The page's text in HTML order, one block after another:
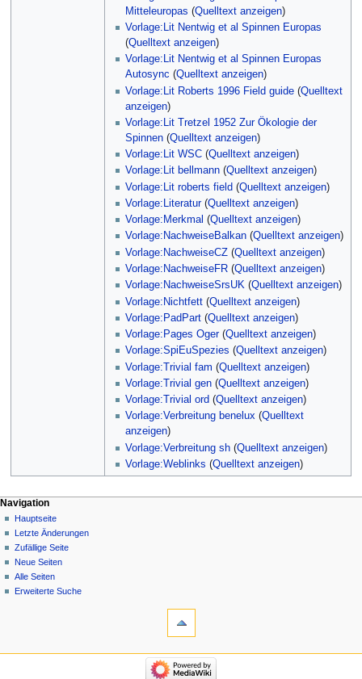
Mitteleuropas (Quelltext anzeigen)
Vorlage:Lit Nentwig et al Spinnen Europas
(Quelltext anzeigen)
Vorlage:Lit Nentwig et al Spinnen Europas
Autosync (Quelltext anzeigen)
Vorlage:Lit Roberts 1996 Field guide (Quelltext
anzeigen)
Vorlage:Lit Tretzel 1952 Zur Ökologie der
Spinnen (Quelltext anzeigen)
Vorlage:Lit WSC (Quelltext anzeigen)
Vorlage:Lit bellmann (Quelltext anzeigen)
Vorlage:Lit roberts field (Quelltext anzeigen)
Vorlage:Literatur(Quelltext anzeigen)
Vorlage:Merkmal (Quelltext anzeigen)
Vorlage:NachweiseBalkan (Quelltext anzeigen)
Vorlage:NachweiseCZ (Quelltext anzeigen)
Vorlage:NachweiseFR (Quelltext anzeigen)
Vorlage:NachweiseSrsUK (Quelltext anzeigen)
Vorlage:Nichtfett (Quelltext anzeigen)
Vorlage:PadPart (Quelltext anzeigen)
Vorlage:Pages Oger(Quelltext anzeigen)
Vorlage:SpiEuSpezies (Quelltext anzeigen)
Vorlage:Trivial fam (Quelltext anzeigen)
Vorlage:Trivial gen (Quelltext anzeigen)
Vorlage:Trivial ord (Quelltext anzeigen)
Vorlage:Verbreitung benelux (Quelltext
anzeigen)
Vorlage:Verbreitung sh (Quelltext anzeigen)
Vorlage:Weblinks (Quelltext anzeigen)
Navigation
Hauptseite
Letzte Änderungen
Zufällige Seite
Neue Seiten
Alle Seiten
Erweiterte Suche